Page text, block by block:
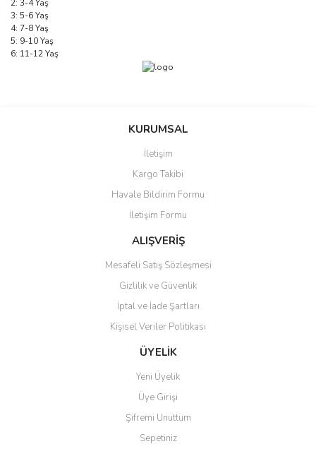
2: 3-4 Yaş
3: 5-6 Yaş
4: 7-8 Yaş
5: 9-10 Yaş
6: 11-12 Yaş
Bu ürüne ilk yorumu siz yapın!
Ürün resmi kalitesiz, bozuk veya görüntülenemiyor.
Ürün açıklamasında eksik bilgiler bulunuyor.
Ürün bilgilerinde hatalar bulunuyor.
Ürün fiyatı diğer sitelerden daha pahalı.
Gönder
KURUMSAL
İletişim
Kargo Takibi
Havale Bildirim Formu
İletişim Formu
ALIŞVERİŞ
Mesafeli Satış Sözleşmesi
Gizlilik ve Güvenlik
İptal ve İade Şartları
Kişisel Veriler Politikası
ÜYELİK
Yeni Üyelik
Üye Girişi
Şifremi Unuttum
Sepetiniz